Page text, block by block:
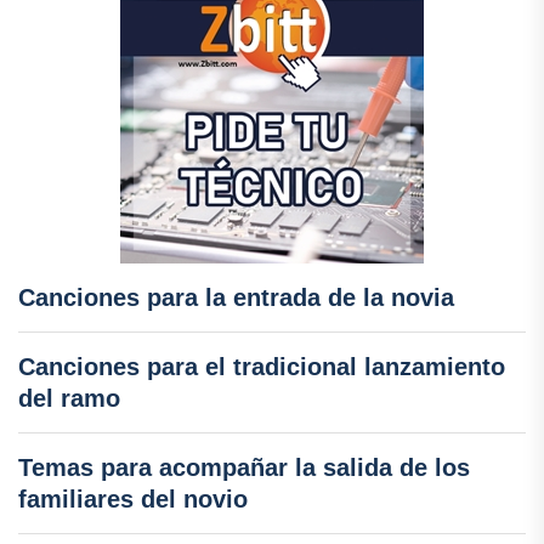
Canciones para la entrada de la novia
Canciones para el tradicional lanzamiento
del ramo
Temas para acompañar la salida de los
familiares del novio